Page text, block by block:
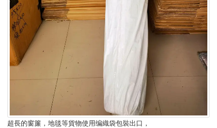
超長的窗簾，地毯等貨物使用编織袋包裝出口，